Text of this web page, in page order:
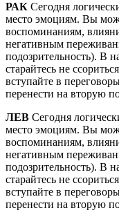
РАК Сегодня
место эмоциям. Вы
воспоминаниям,
негативным
подозрительность). В
старайтесь не
вступайте в
перенести на вторую
ЛЕВ Сегодня
место эмоциям. Вы
воспоминаниям,
негативным
подозрительность). В
старайтесь не
вступайте в
перенести на вторую